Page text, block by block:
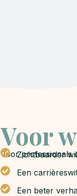
Voor
Voor professionals
Zichtbaarder
Een
Een beter